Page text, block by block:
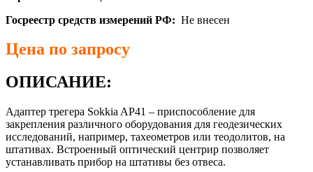
Госреестр средств измерений РФ: Не внесен
Цена по запросу
ОПИСАНИЕ:
Адаптер трегера Sokkia AP41 – приспособление для
закрепления различного оборудования для геодезических
исследований, например, тахеометров или теодолитов, на
штативах. Встроенный оптический центрир позволяет
устанавливать прибор на штативы без отвеса.